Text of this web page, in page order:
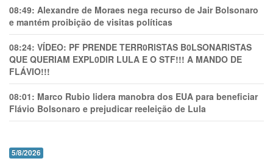
08:49: Alexandre de Moraes nega recurso de Jair Bolsonaro
e mantém proibição de visitas políticas
08:24: VÍDEO: PF PRENDE TERR0RlSTAS B0LSONARlSTAS
QUE QUERIAM EXPL0DlR LULA E O STF!!! A MANDO DE
FLÁVIO!!!
08:01: Marco Rubio lidera manobra dos EUA para beneficiar
Flávio Bolsonaro e prejudicar reeleição de Lula
5/8/2026